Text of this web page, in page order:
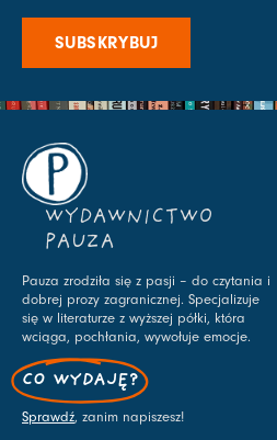
SUBSKRYBUJ
WYDAWNICTWO
PAUZA
Pauza zrodziła się z pasji – do czytania i
dobrej prozy zagranicznej. Specjalizuje
się w literaturze z wyższej półki, która
wciąga, pochłania, wywołuje emocje.
CO WYDAJĘ?
Sprawdź, zanim napiszesz!